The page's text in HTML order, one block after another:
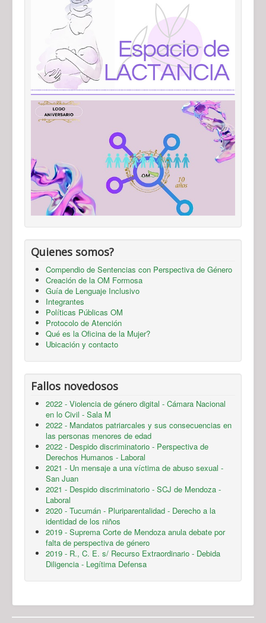
Quienes somos?
Compendio de Sentencias con Perspectiva de Género
Creación de la OM Formosa
Guía de Lenguaje Inclusivo
Integrantes
Políticas Públicas OM
Protocolo de Atención
Qué es la Oficina de la Mujer?
Ubicación y contacto
Fallos novedosos
2022 - Violencia de género digital - Cámara Nacional
en lo Civil - Sala M
2022 - Mandatos patriarcales y sus consecuencias en
las personas menores de edad
2022 - Despido discriminatorio - Perspectiva de
Derechos Humanos - Laboral
2021 - Un mensaje a una víctima de abuso sexual -
San Juan
2021 - Despido discriminatorio - SCJ de Mendoza -
Laboral
2020 - Tucumán - Pluriparentalidad - Derecho a la
identidad de los niños
2019 - Suprema Corte de Mendoza anula debate por
falta de perspectiva de género
2019 - R., C. E. s/ Recurso Extraordinario - Debida
Diligencia - Legítima Defensa